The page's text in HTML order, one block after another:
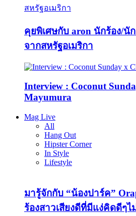
คุยพิเศษกับ aron นักร้อง/นั
จากสหรัฐอเมริกา
Interview : Coconut
Mayumura
Mag Live
All
Hang Out
Hipster Corner
In Style
Lifestyle
มารู้จักกับ “น้องปาร์ค”
ร้องสาวเสียงดีที่มีแง่คิดดีๆ